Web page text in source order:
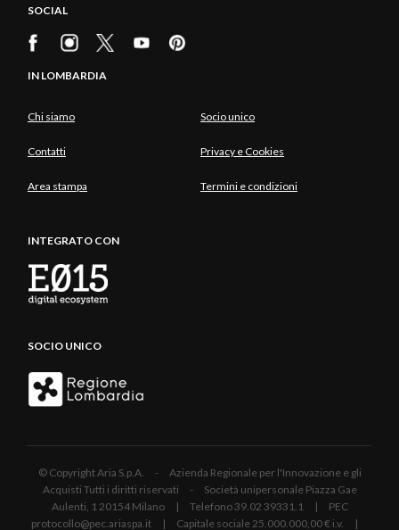
SOCIAL
IN LOMBARDIA
Chi siamo Socio unico
Contatti Privacy e Cookies
Area stampa Termini e condizioni
INTEGRATO CON
SOCIO UNICO
© Copyright Aria S.p.A. - Azienda Regionale per l'Innovazione e gli
Acquisti Tutti i diritti riservati - Società unipersonale Piazza Gae
Aulenti, 1 20154 Milano | Telefono 39.02 39331.1 | PEC
protocollo@pec.ariaspa.it | Capitale sociale 25.000.000,00 € i.v. |